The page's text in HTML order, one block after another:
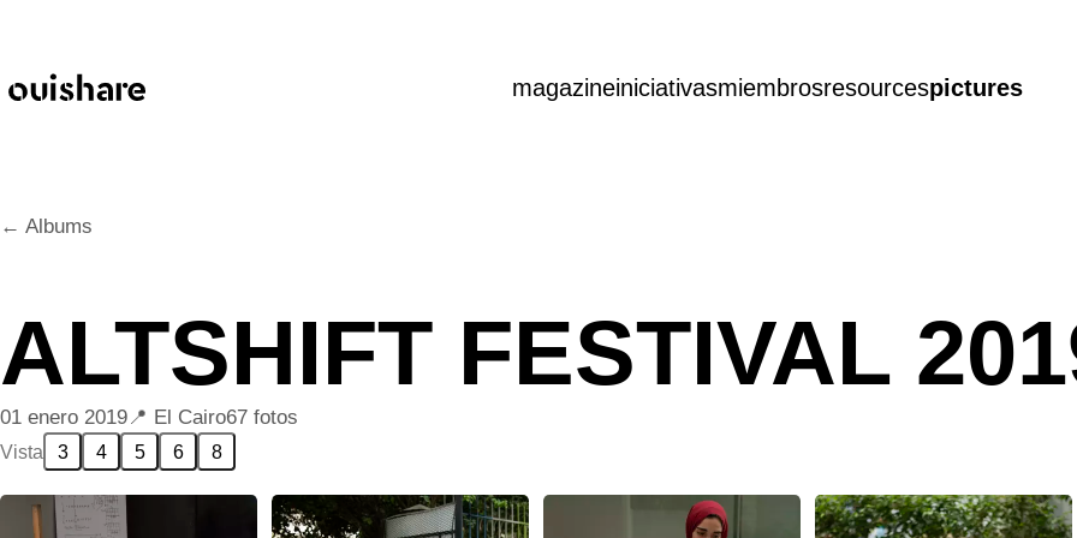
magazineiniciativasmiembrosresourcespictures
← Albums
ALTSHIFT FESTIVAL
01 enero 2019 El Cairo67 fotos
Vista 3 4 5 6 8